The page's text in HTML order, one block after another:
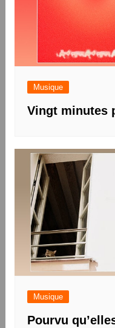
Musique
Vingt minutes
Musique
Pourvu